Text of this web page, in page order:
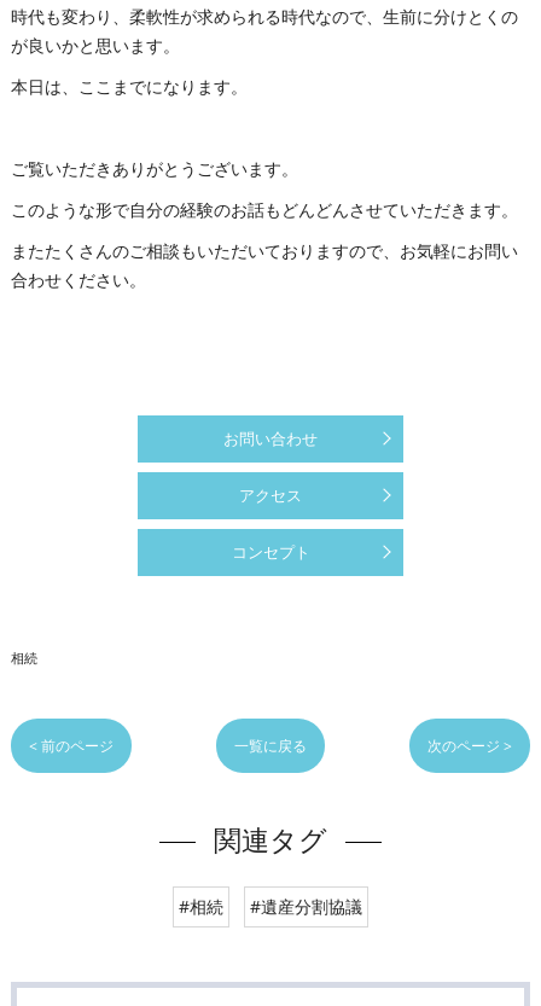
時代も変わり、柔軟性が求められる時代なので、生前に分けとくの
が良いかと思います。
本日は、ここまでになります。
ご覧いただきありがとうございます。
このような形で自分の経験のお話もどんどんさせていただきます。
またたくさんのご相談もいただいておりますので、お気軽にお問い
合わせください。
お問い合わせ
アクセス
コンセプト
相続
< 前のページ 一覧に戻る 次のページ >
関連タグ
#相続 #遺産分割協議